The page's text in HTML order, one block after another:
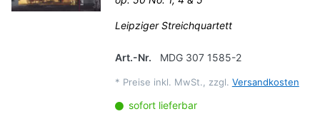
Leipziger Streichquartett
Art.-Nr. MDG 307 1585-2
* Preise inkl. MwSt., zzgl. Versandkosten
sofort lieferbar